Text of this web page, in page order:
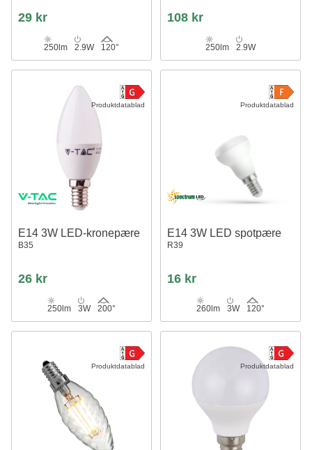
29 kr
250lm 2.9W 120°
108 kr
250lm 2.9W
Produktdatablad
E14 3W LED-kronepære
B35
26 kr
250lm 3W 200°
Produktdatablad
E14 3W LED spotpære
R39
16 kr
260lm 3W 120°
Produktdatablad Produktdatablad